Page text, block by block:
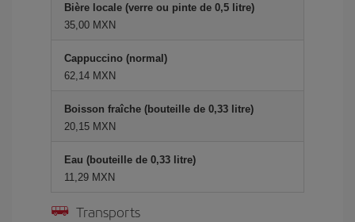
Bière locale (verre ou pinte de 0,5 litre)
35,00 MXN
Cappuccino (normal)
62,14 MXN
Boisson fraîche (bouteille de 0,33 litre)
20,15 MXN
Eau (bouteille de 0,33 litre)
11,29 MXN
Transports